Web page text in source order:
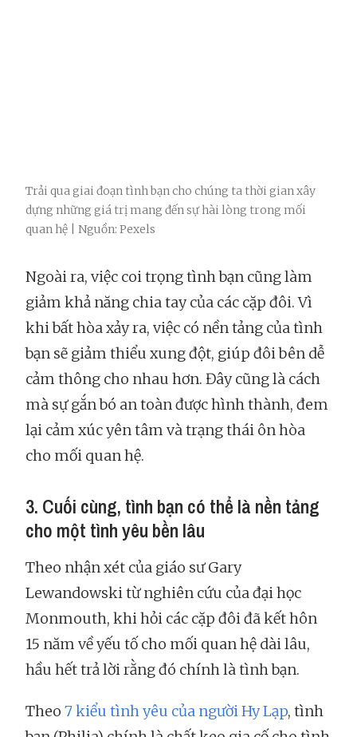
Trải qua giai đoạn tình bạn cho chúng ta thời gian xây
dựng những giá trị mang đến sự hài lòng trong mối
quan hệ | Nguồn: Pexels
Ngoài ra, việc coi trọng tình bạn cũng làm
giảm khả năng chia tay của các cặp đôi. Vì
khi bất hòa xảy ra, việc có nền tảng của tình
bạn sẽ giảm thiểu xung đột, giúp đôi bên dễ
cảm thông cho nhau hơn. Đây cũng là cách
mà sự gắn bó an toàn được hình thành, đem
lại cảm xúc yên tâm và trạng thái ôn hòa
cho mối quan hệ.
3. Cuối cùng, tình bạn có thể là nền tảng
cho một tình yêu bền lâu
Theo nhận xét của giáo sư Gary
Lewandowski từ nghiên cứu của đại học
Monmouth, khi hỏi các cặp đôi đã kết hôn
15 năm về yếu tố cho mối quan hệ dài lâu,
hầu hết trả lời rằng đó chính là tình bạn.
Theo 7 kiểu tình yêu của người Hy Lạp, tình